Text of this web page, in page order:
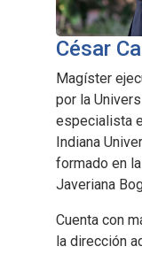
César
Magíster
por la
especialista
Indiana
formado en
Javeriana
Cuenta con
la dirección